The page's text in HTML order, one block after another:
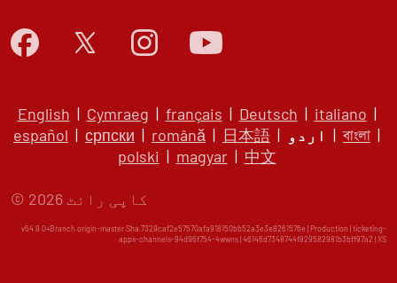
English | Cymraeg | français | Deutsch | italiano |
español | српски | română | 日本語 | اردو | বাংলা |
polski | magyar | 中文
© کاپی رائٹ 2026
v54.9.0+Branch.origin-master.Sha.7329caf2e57570afa918150bb52a3e3e8261576e | Production | ticketing-
apps-channels-94d96f754-4wwns | 46146d7348744f829582981b3bff97a2 |XS